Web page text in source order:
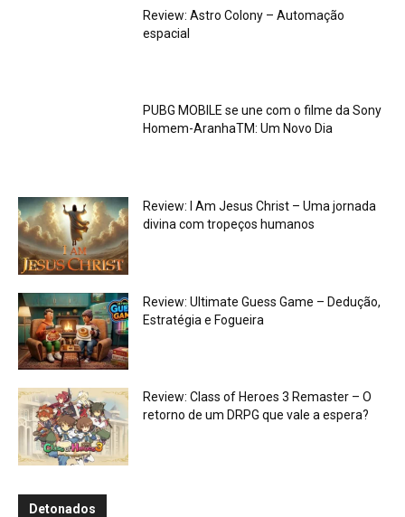
Review: Astro Colony – Automação
espacial
PUBG MOBILE se une com o filme da Sony
Homem-AranhaTM: Um Novo Dia
Review: I Am Jesus Christ – Uma jornada
divina com tropeços humanos
Review: Ultimate Guess Game – Dedução,
Estratégia e Fogueira
Review: Class of Heroes 3 Remaster – O
retorno de um DRPG que vale a espera?
Detonados